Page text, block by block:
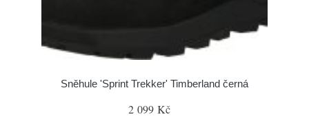
Sněhule 'Sprint Trekker' Timberland černá
2 099 Kč